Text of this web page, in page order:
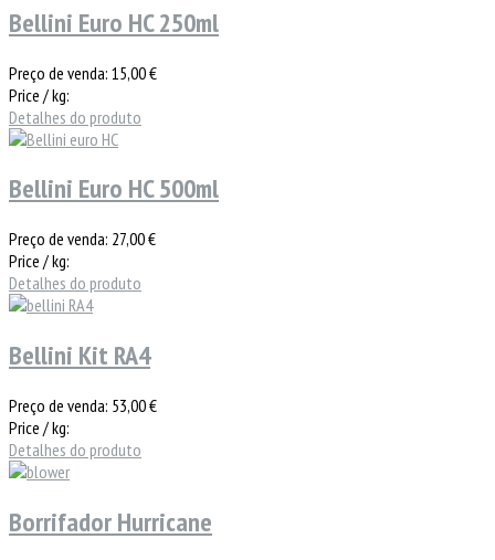
Bellini Euro HC 250ml
Preço de venda: 15,00 €
Price / kg:
Detalhes do produto
Bellini Euro HC 500ml
Preço de venda: 27,00 €
Price / kg:
Detalhes do produto
Bellini Kit RA4
Preço de venda: 53,00 €
Price / kg:
Detalhes do produto
Borrifador Hurricane